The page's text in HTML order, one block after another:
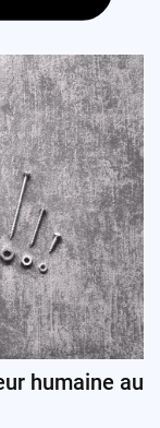
humaine au